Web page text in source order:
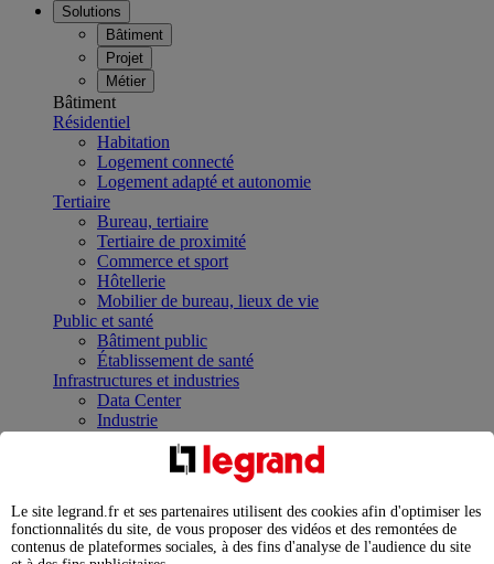
Solutions
Bâtiment
Projet
Métier
Bâtiment
Résidentiel
Habitation
Logement connecté
Logement adapté et autonomie
Tertiaire
Bureau, tertiaire
Tertiaire de proximité
Commerce et sport
Hôtellerie
Mobilier de bureau, lieux de vie
Public et santé
Bâtiment public
Établissement de santé
Infrastructures et industries
Data Center
Industrie
Infrastructures
Contrôler et planifier le fonctionnement des appareils
Répartir et optimiser son tableau électrique
Legrand Data Center Solutions : concentrer les
expertises au service de vos performances
Le site legrand.fr et ses partenaires utilisent des cookies afin d'optimiser les
fonctionnalités du site, de vous proposer des vidéos et des remontées de
contenus de plateformes sociales, à des fins d'analyse de l'audience du site